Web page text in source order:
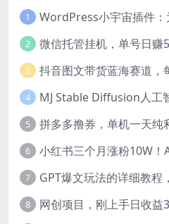
1
2
3
4
5
6
7
8